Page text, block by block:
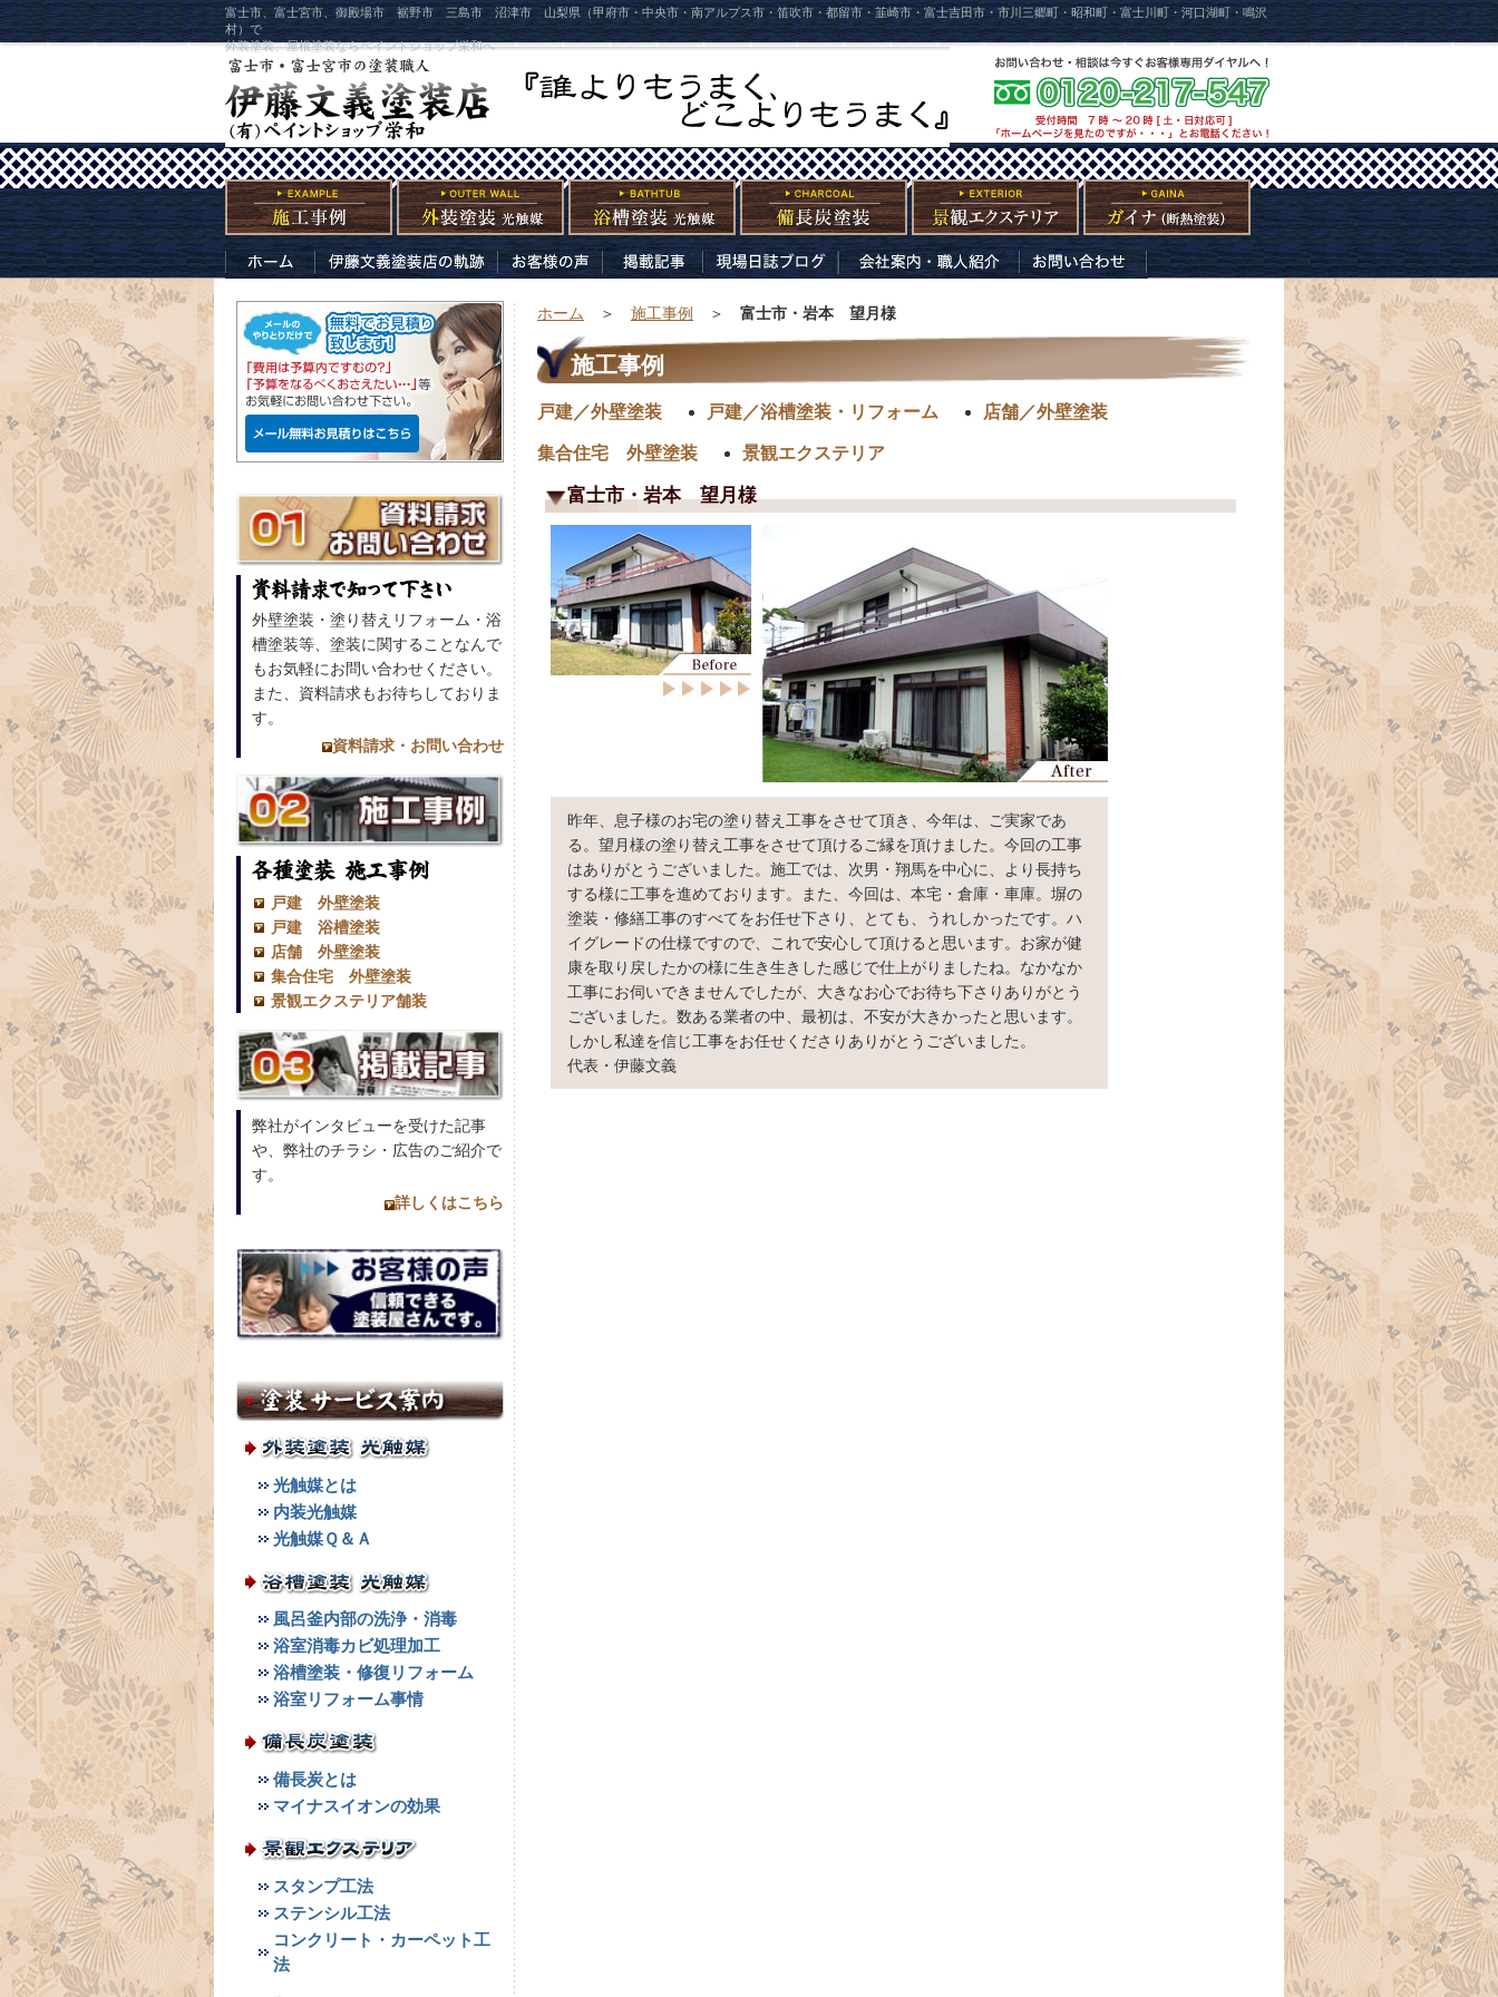
富士市、富士宮市、御殿場市 裾野市 三島市 沼津市 山梨県（甲府市・中央市・南アルプス市・笛吹市・都留市・韮崎市・富士吉田市・市川三郷町・昭和町・富士川町・河口湖町・鳴沢
村）で
外装塗装、屋根塗装ならペイントショップ栄和へ
外壁塗装・塗り替えリフォーム・浴
槽塗装等、塗装に関することなんで
もお気軽にお問い合わせください。
また、資料請求もお待ちしておりま
す。
資料請求・お問い合わせ
戸建 外壁塗装
戸建 浴槽塗装
店舗 外壁塗装
集合住宅 外壁塗装
景観エクステリア舗装
弊社がインタビューを受けた記事
や、弊社のチラシ・広告のご紹介で
す。
詳しくはこちら
光触媒とは
内装光触媒
光触媒Ｑ＆Ａ
風呂釜内部の洗浄・消毒
浴室消毒カビ処理加工
浴槽塗装・修復リフォーム
浴室リフォーム事情
備長炭とは
マイナスイオンの効果
スタンプ工法
ステンシル工法
コンクリート・カーペット工
法
ホーム ＞ 施工事例 ＞ 富士市・岩本 望月様
施工事例
戸建／外壁塗装 戸建／浴槽塗装・リフォーム 店舗／外壁塗装
集合住宅 外壁塗装 景観エクステリア
富士市・岩本 望月様
昨年、息子様のお宅の塗り替え工事をさせて頂き、今年は、ご実家であ
る。望月様の塗り替え工事をさせて頂けるご縁を頂けました。今回の工事
はありがとうございました。施工では、次男・翔馬を中心に、より長持ち
する様に工事を進めております。また、今回は、本宅・倉庫・車庫。塀の
塗装・修繕工事のすべてをお任せ下さり、とても、うれしかったです。ハ
イグレードの仕様ですので、これで安心して頂けると思います。お家が健
康を取り戻したかの様に生き生きした感じで仕上がりましたね。なかなか
工事にお伺いできませんでしたが、大きなお心でお待ち下さりありがとう
ございました。数ある業者の中、最初は、不安が大きかったと思います。
しかし私達を信じ工事をお任せくださりありがとうございました。
代表・伊藤文義